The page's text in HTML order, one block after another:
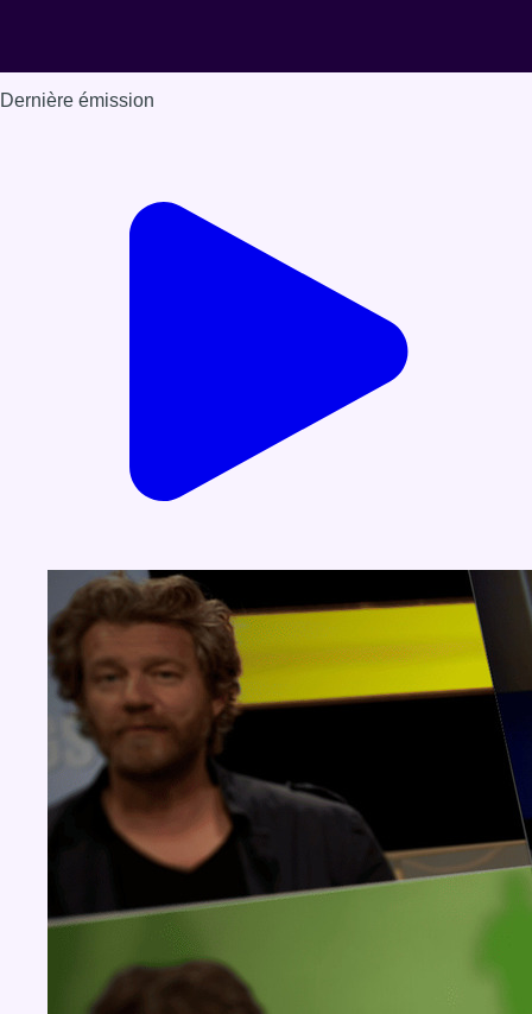
Dernière émission